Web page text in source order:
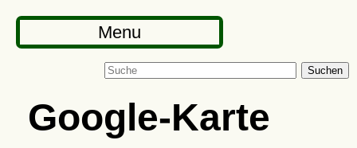
Menu
Suchen
Google-Karte